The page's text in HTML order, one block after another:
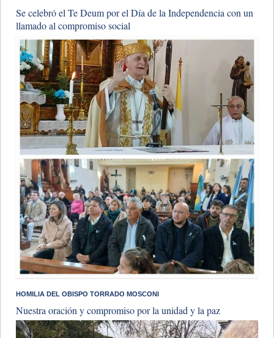
Se celebró el Te Deum por el Día de la Independencia con un
llamado al compromiso social
HOMILIA DEL OBISPO TORRADO MOSCONI
Nuestra oración y compromiso por la unidad y la paz